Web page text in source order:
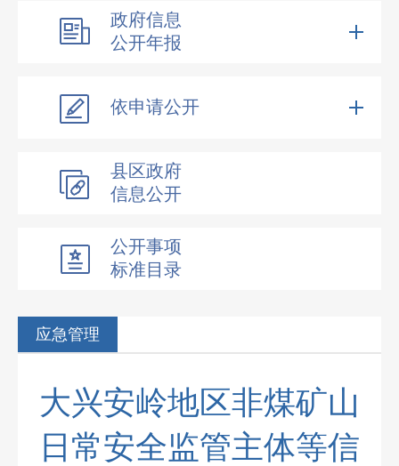
政府信息
公开年报
依申请公开
县区政府
信息公开
公开事项
标准目录
应急管理
大兴安岭地区非煤矿山
日常安全监管主体等信